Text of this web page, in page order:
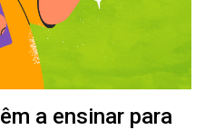
a ensinar para